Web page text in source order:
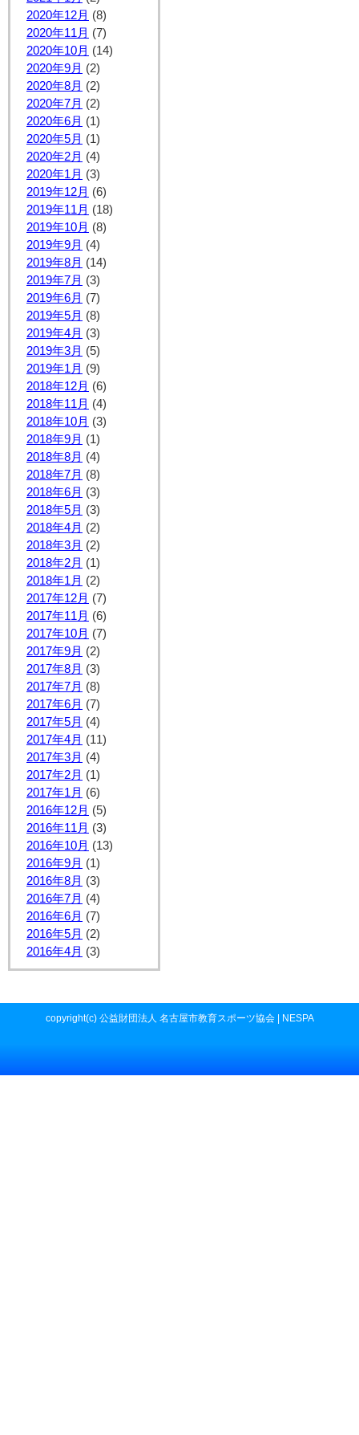
2020年12月 (8)
2020年11月 (7)
2020年10月 (14)
2020年9月 (2)
2020年8月 (2)
2020年7月 (2)
2020年6月 (1)
2020年5月 (1)
2020年2月 (4)
2020年1月 (3)
2019年12月 (6)
2019年11月 (18)
2019年10月 (8)
2019年9月 (4)
2019年8月 (14)
2019年7月 (3)
2019年6月 (7)
2019年5月 (8)
2019年4月 (3)
2019年3月 (5)
2019年1月 (9)
2018年12月 (6)
2018年11月 (4)
2018年10月 (3)
2018年9月 (1)
2018年8月 (4)
2018年7月 (8)
2018年6月 (3)
2018年5月 (3)
2018年4月 (2)
2018年3月 (2)
2018年2月 (1)
2018年1月 (2)
2017年12月 (7)
2017年11月 (6)
2017年10月 (7)
2017年9月 (2)
2017年8月 (3)
2017年7月 (8)
2017年6月 (7)
2017年5月 (4)
2017年4月 (11)
2017年3月 (4)
2017年2月 (1)
2017年1月 (6)
2016年12月 (5)
2016年11月 (3)
2016年10月 (13)
2016年9月 (1)
2016年8月 (3)
2016年7月 (4)
2016年6月 (7)
2016年5月 (2)
2016年4月 (3)
copyright(c) 公益財団法人 名古屋市教育スポーツ協会 | NESPA